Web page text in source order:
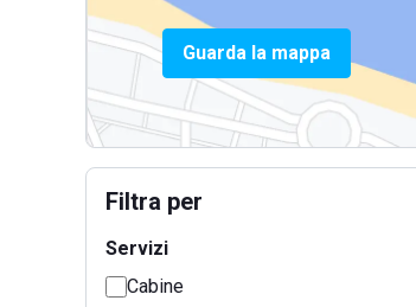
Guarda la mappa
Filtra per
Servizi
Cabine